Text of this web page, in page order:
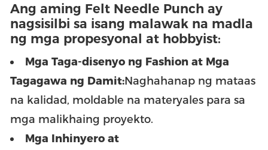
Ang aming Felt Needle Punch ay
nagsisilbi sa isang malawak na madla
ng mga propesyonal at hobbyist:
Mga Taga-disenyo ng Fashion at Mga
Tagagawa ng Damit:Naghahanap ng mataas
na kalidad, moldable na materyales para sa
mga malikhaing proyekto.
Mga Inhinyero at